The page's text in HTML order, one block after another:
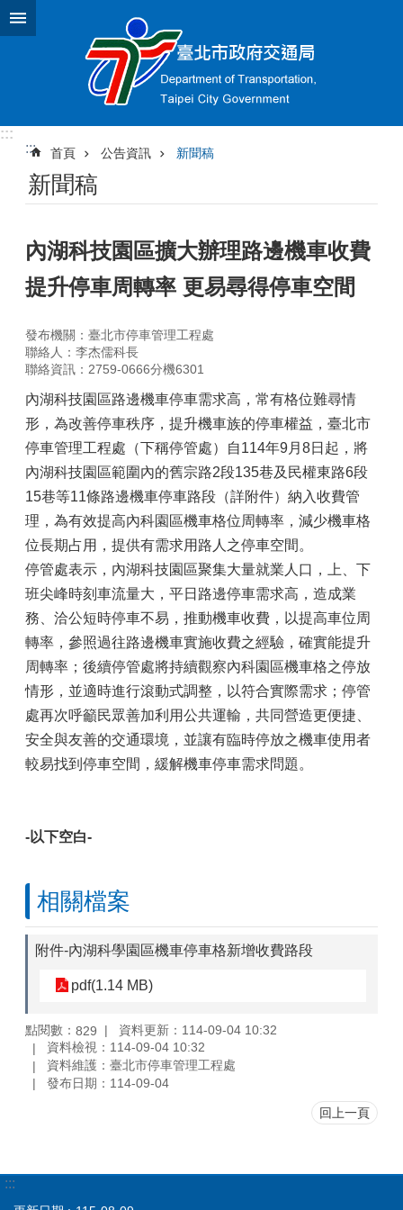
跳到主要內容區塊
:::
:::
首頁 公告資訊 新聞稿
新聞稿
內湖科技園區擴大辦理路邊機車收費
提升停車周轉率 更易尋得停車空間
發布機關：臺北市停車管理工程處
聯絡人：李杰儒科長
聯絡資訊：2759-0666分機6301
內湖科技園區路邊機車停車需求高，常有格位難尋情
形，為改善停車秩序，提升機車族的停車權益，臺北市
停車管理工程處（下稱停管處）自114年9月8日起，將
內湖科技園區範圍內的舊宗路2段135巷及民權東路6段
15巷等11條路邊機車停車路段（詳附件）納入收費管
理，為有效提高內科園區機車格位周轉率，減少機車格
位長期占用，提供有需求用路人之停車空間。
停管處表示，內湖科技園區聚集大量就業人口，上、下
班尖峰時刻車流量大，平日路邊停車需求高，造成業
務、洽公短時停車不易，推動機車收費，以提高車位周
轉率，參照過往路邊機車實施收費之經驗，確實能提升
周轉率；後續停管處將持續觀察內科園區機車格之停放
情形，並適時進行滾動式調整，以符合實際需求；停管
處再次呼籲民眾善加利用公共運輸，共同營造更便捷、
安全與友善的交通環境，並讓有臨時停放之機車使用者
較易找到停車空間，緩解機車停車需求問題。
-以下空白-
相關檔案
附件-內湖科學園區機車停車格新增收費路段
pdf(1.14 MB)
點閱數： 829
資料更新：114-09-04 10:32
資料檢視：114-09-04 10:32
資料維護：臺北市停車管理工程處
發布日期：114-09-04
回上一頁
:::